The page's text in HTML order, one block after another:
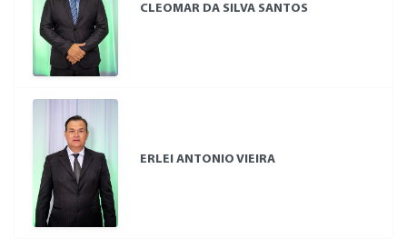
CLEOMAR DA SILVA SANTOS
ERLEI ANTONIO VIEIRA